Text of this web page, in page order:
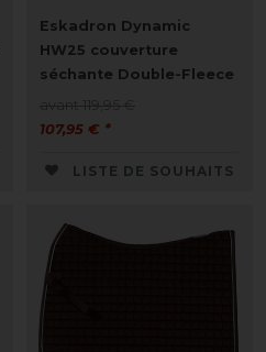
Eskadron Dynamic
HW25 couverture
séchante Double-Fleece
107,95 € *
LISTE DE SOUHAITS